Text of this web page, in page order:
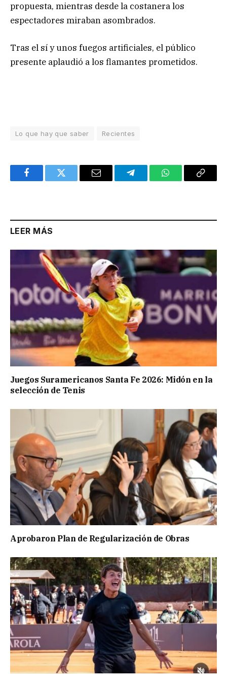
propuesta, mientras desde la costanera los
espectadores miraban asombrados.
Tras el sí y unos fuegos artificiales, el público
presente aplaudió a los flamantes prometidos.
Lo que hay que saber Recientes
FacebookTwitter Email TelegramWhatsAppCopy
LEER MÁS
Juegos Suramericanos Santa Fe 2026: Midón en la
selección de Tenis
Aprobaron Plan de Regularización de Obras